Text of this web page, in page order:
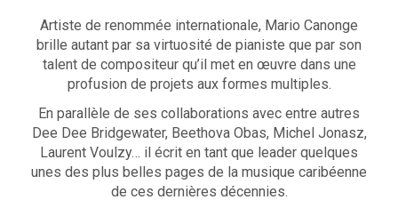
Artiste de renommée internationale, Mario Canonge
brille autant par sa virtuosité de pianiste que par son
talent de compositeur qu’il met en œuvre dans une
profusion de projets aux formes multiples.
En parallèle de ses collaborations avec entre autres
Dee Dee Bridgewater, Beethova Obas, Michel Jonasz,
Laurent Voulzy… il écrit en tant que leader quelques
unes des plus belles pages de la musique caribéenne
de ces dernières décennies.